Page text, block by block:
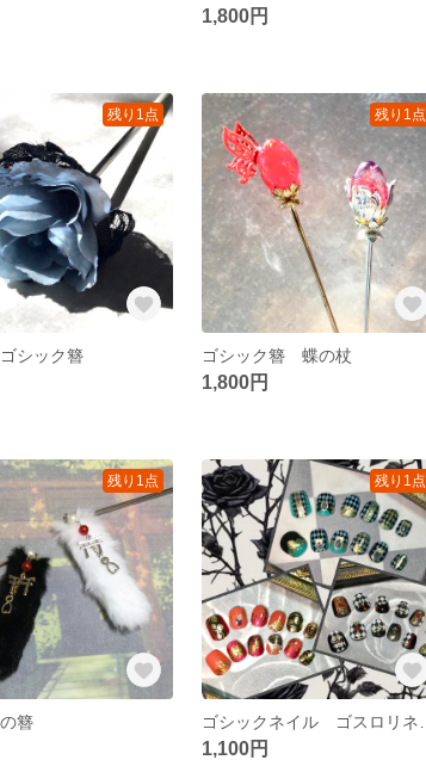
1,800円
残り1点
シック簪
残り1点
ゴシック簪 蝶の杖
1,800円
残り1点
簪
残り1点
1,100円